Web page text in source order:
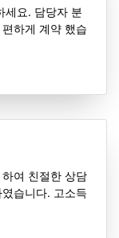
세요. 담당자 분
하게 계약 했습
여 친절한 상담
습니다. 고소득